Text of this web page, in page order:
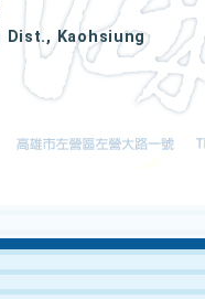
Dist., Kaohsiung